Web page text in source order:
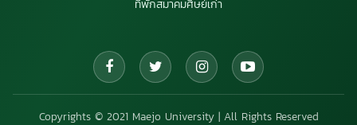
ที่พักสมาคมศิษย์เก่า
Copyrights © 2021 Maejo University | All Rights Reserved